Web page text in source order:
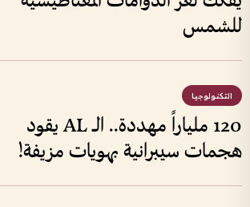
للشمس
التكنولوجيا
120 ملياراً مهددة.. الــ AL يقود
هجمات سيبرانية بهويات مزيفة!